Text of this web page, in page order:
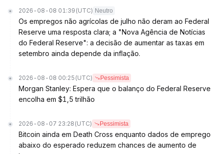
2026-08-08 01:39 (UTC) Neutro
Os empregos não agrícolas de julho não deram ao Federal
Reserve uma resposta clara; a "Nova Agência de Notícias
do Federal Reserve": a decisão de aumentar as taxas em
setembro ainda depende da inflação.
2026-08-08 00:25 (UTC) Pessimista
Morgan Stanley: Espera que o balanço do Federal Reserve
encolha em $1,5 trilhão
2026-08-07 23:28 (UTC) Pessimista
Bitcoin ainda em Death Cross enquanto dados de emprego
abaixo do esperado reduzem chances de aumento de